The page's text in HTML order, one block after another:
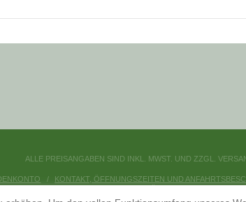
ALLE PREISANGABEN SIND INKL. MWST. UND ZZGL.
KONTAKT, ÖFFNUNGSZEITEN UND